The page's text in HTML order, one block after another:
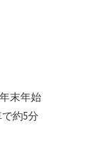
末年始
約5分